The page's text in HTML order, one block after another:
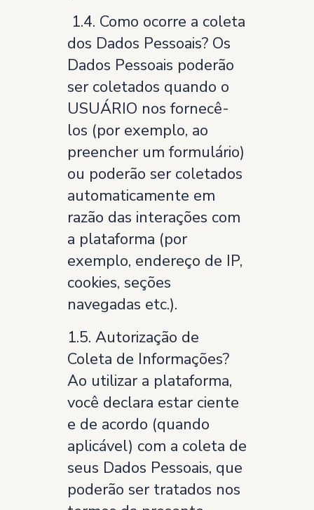
1.4. Como ocorre a coleta
dos Dados Pessoais? Os
Dados Pessoais poderão
ser coletados quando o
USUÁRIO nos fornecê-
los (por exemplo, ao
preencher um formulário)
ou poderão ser coletados
automaticamente em
razão das interações com
a plataforma (por
exemplo, endereço de IP,
cookies, seções
navegadas etc.).
1.5. Autorização de
Coleta de Informações?
Ao utilizar a plataforma,
você declara estar ciente
e de acordo (quando
aplicável) com a coleta de
seus Dados Pessoais, que
poderão ser tratados nos